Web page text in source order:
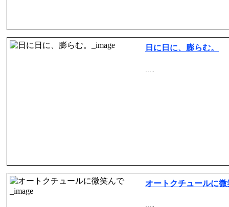
日に日に、膨らむ。
…..
オートクチュールに微
…..